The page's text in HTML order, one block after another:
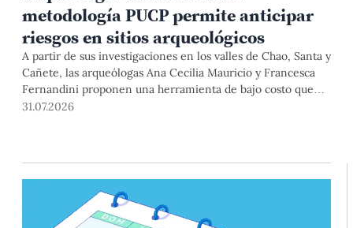
metodología PUCP permite anticipar
riesgos en sitios arqueológicos
A partir de sus investigaciones en los valles de Chao, Santa y
Cañete, las arqueólogas Ana Cecilia Mauricio y Francesca
Fernandini proponen una herramienta de bajo costo que
combina datos abiertos, mapas, sistemas de información
31.07.2026